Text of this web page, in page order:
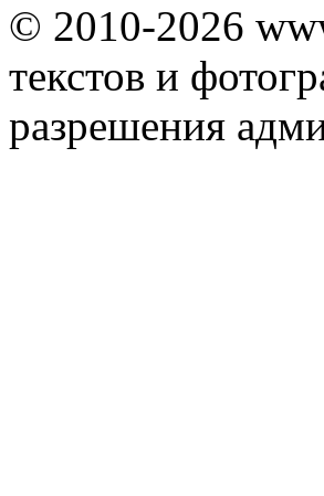
© 2010-2026
текстов и
разрешения